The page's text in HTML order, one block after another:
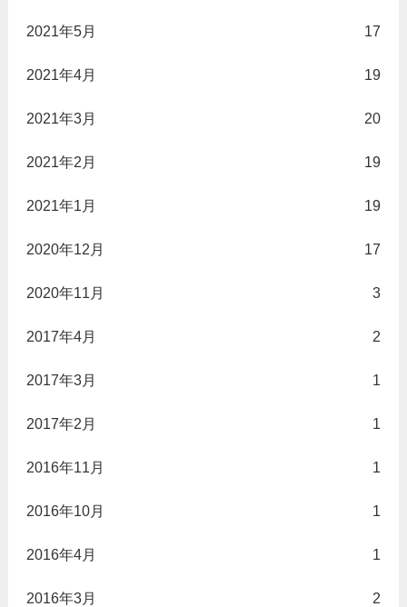
2021年5月 17
2021年4月 19
2021年3月 20
2021年2月 19
2021年1月 19
2020年12月 17
2020年11月 3
2017年4月 2
2017年3月 1
2017年2月 1
2016年11月 1
2016年10月 1
2016年4月 1
2016年3月 2